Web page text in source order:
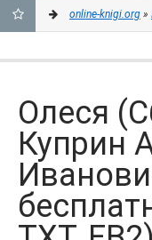
ЗАКЛАДКИ
online-knigi.org »
Олеся
Куприн